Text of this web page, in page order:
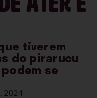
tiverem
do pirarucu
se
2024